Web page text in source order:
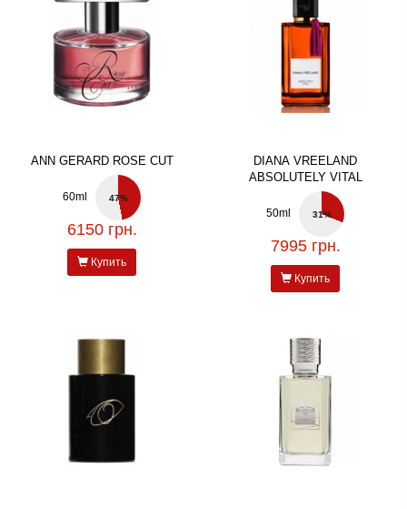
ANN GERARD ROSE CUT
60ml 47%
6150 грн.
Купить
DIANA VREELAND
ABSOLUTELY VITAL
50ml 31%
7995 грн.
Купить